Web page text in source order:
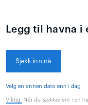
Legg til havna i
Sjekk inn nå
Velg en annen dato enn i dag
Viktig: Når du sjekker inn i en